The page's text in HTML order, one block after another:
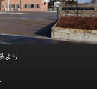
より